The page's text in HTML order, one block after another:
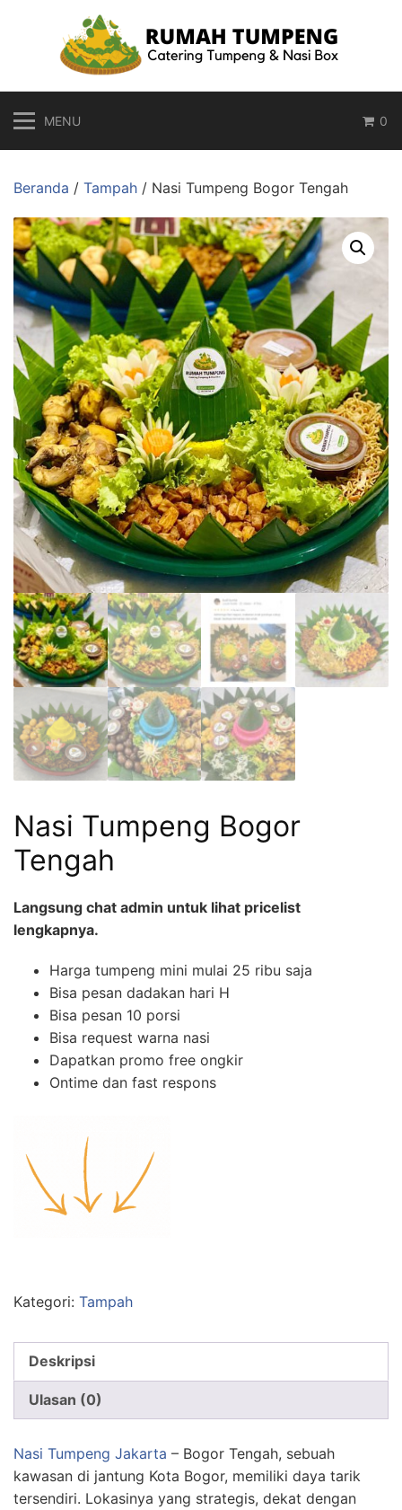
MENU 0
Beranda / Tampah / Nasi Tumpeng Bogor Tengah
Nasi Tumpeng Bogor
Tengah
Langsung chat admin untuk lihat pricelist
lengkapnya.
Harga tumpeng mini mulai 25 ribu saja
Bisa pesan dadakan hari H
Bisa pesan 10 porsi
Bisa request warna nasi
Dapatkan promo free ongkir
Ontime dan fast respons
Kategori: Tampah
Deskripsi
Ulasan (0)
Nasi Tumpeng Jakarta – Bogor Tengah, sebuah
kawasan di jantung Kota Bogor, memiliki daya tarik
tersendiri. Lokasinya yang strategis, dekat dengan